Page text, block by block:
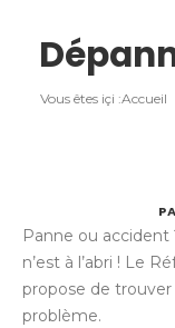
Lieu
Vous êtes içi :Accueil
Panne ou
n’est à l’abri ! Le
propose de
problème.